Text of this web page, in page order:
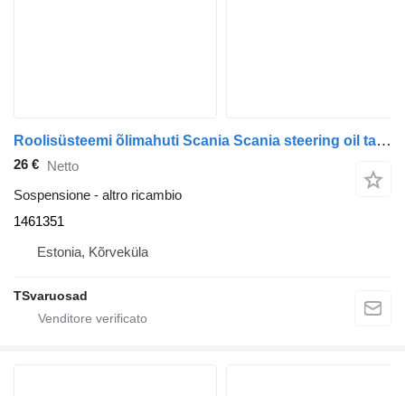
Roolisüsteemi õlimahuti Scania Scania steering oil tank 1461351 per trattore stradale Scania P230
26 € Netto
Sospensione - altro ricambio
1461351
Estonia, Kõrveküla
TSvaruosad